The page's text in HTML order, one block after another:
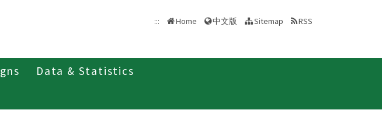
::: Home 中文版 Sitemap RSS
Data & Statistics